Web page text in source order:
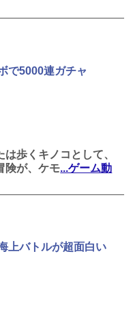
で5000連ガチャ
歩くキノコとして、
険が、ケモ...ゲーム動
上バトルが超面白い